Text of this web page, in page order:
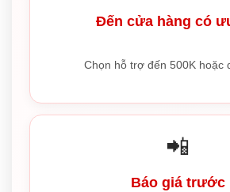
Đến cửa hàng có
Chọn hỗ trợ đến 500K hoặc
📲
Báo giá trước